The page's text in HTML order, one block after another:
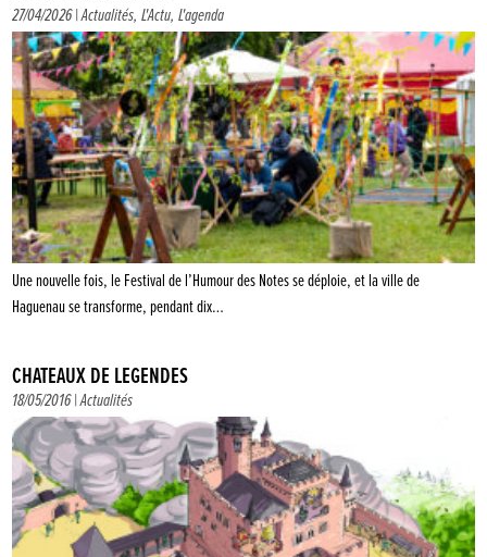
27/04/2026 |Actualités,L'Actu,L'agenda
Une nouvelle fois, le Festival de l’Humour des Notes se déploie, et la ville de
Haguenau se transforme, pendant dix…
CHÂTEAUX DE LÉGENDES
18/05/2016 |Actualités